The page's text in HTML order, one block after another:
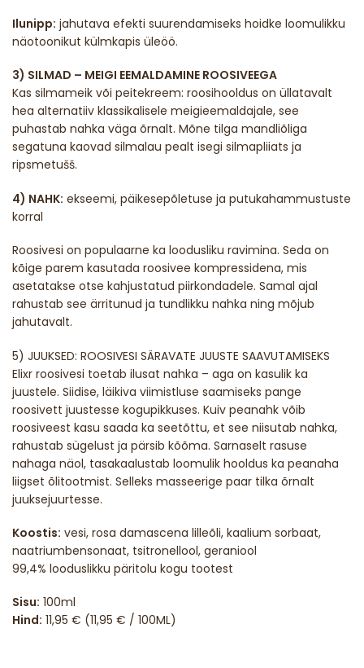
Ilunipp: jahutava efekti suurendamiseks hoidke loomulikku
näotoonikut külmkapis üleöö.
3) SILMAD – MEIGI EEMALDAMINE ROOSIVEEGA
Kas silmameik või peitekreem: roosihooldus on üllatavalt
hea alternatiiv klassikalisele meigieemaldajale, see
puhastab nahka väga õrnalt. Mõne tilga mandliõliga
segatuna kaovad silmalau pealt isegi silmapliiats ja
ripsmetušš.
4) NAHK: ekseemi, päikesepõletuse ja putukahammustuste
korral
Roosivesi on populaarne ka loodusliku ravimina. Seda on
kõige parem kasutada roosivee kompressidena, mis
asetatakse otse kahjustatud piirkondadele. Samal ajal
rahustab see ärritunud ja tundlikku nahka ning mõjub
jahutavalt.
5) JUUKSED: ROOSIVESI SÄRAVATE JUUSTE SAAVUTAMISEKS
Elixr roosivesi toetab ilusat nahka – aga on kasulik ka
juustele. Siidise, läikiva viimistluse saamiseks pange
roosivett juustesse kogupikkuses. Kuiv peanahk võib
roosiveest kasu saada ka seetõttu, et see niisutab nahka,
rahustab sügelust ja pärsib kõõma. Sarnaselt rasuse
nahaga näol, tasakaalustab loomulik hooldus ka peanaha
liigset õlitootmist. Selleks masseerige paar tilka õrnalt
juuksejuurtesse.
Koostis: vesi, rosa damascena lilleõli, kaalium sorbaat,
naatriumbensonaat, tsitronellool, geraniool
99,4% looduslikku päritolu kogu tootest
Sisu: 100ml
Hind: 11,95 € (11,95 € / 100ML)